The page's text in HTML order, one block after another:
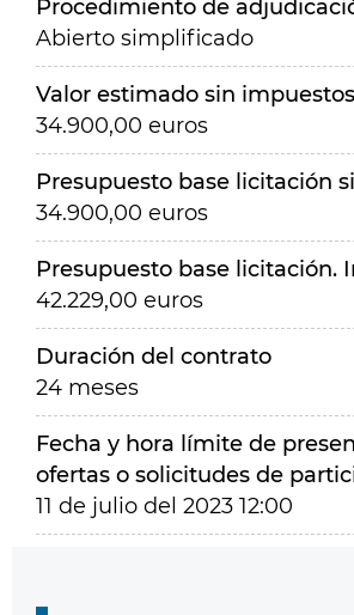
Procedimiento de
Abierto simplificado
Valor estimado sin impuestos
34.900,00 euros
Presupuesto base licitación
34.900,00 euros
Presupuesto base licitación.
42.229,00 euros
Duración del contrato
24 meses
Fecha y hora límite de
ofertas o solicitudes de
11 de julio del 2023 12:00